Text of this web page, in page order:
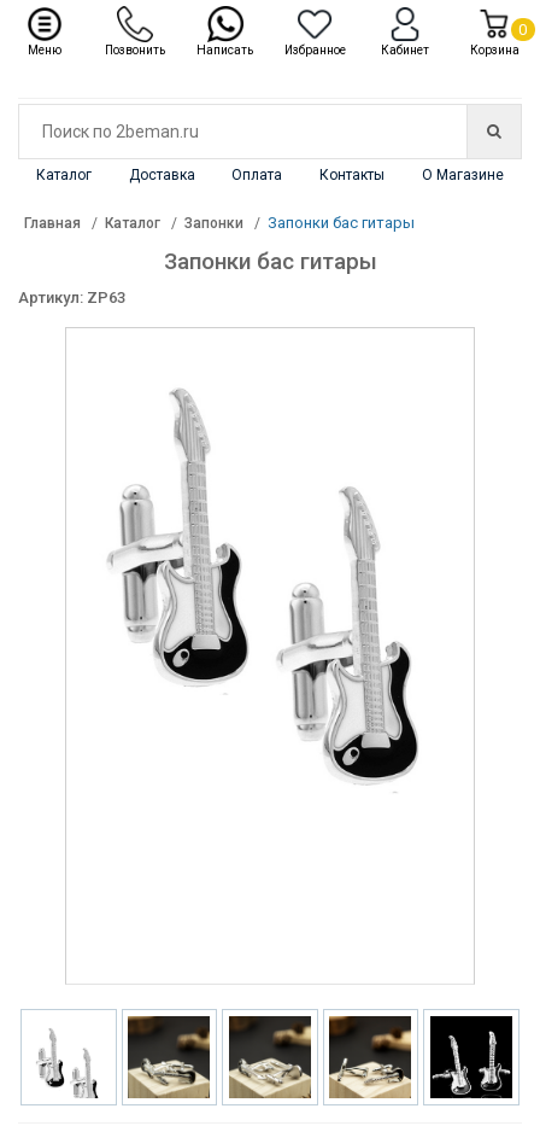
Каталог Доставка Оплата Контакты О Магазине
Каталог ✖
Главная Каталог Запонки Запонки бас гитары
Запонки бас гитары
Артикул: ZP63
Меню Позвонить Написать Избранное Кабинет Корзина
0